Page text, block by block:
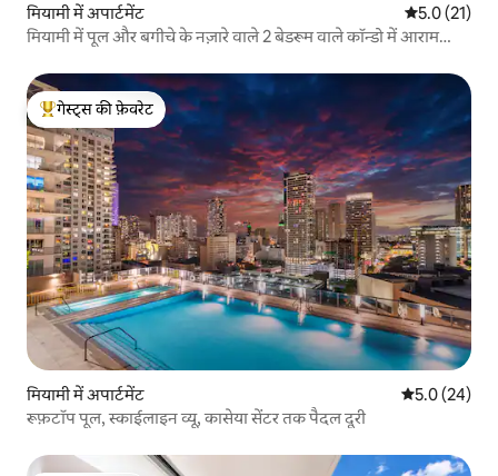
मियामी में अपार्टमेंट औसत रेटिंग 5
5.0 (21)
मियामी में पूल और बगीचे के नज़ारे वाले 2 बेडरूम वाले कॉन्डो में आराम
गेस्ट्स का टॉप फ़ेवरेट
गेस्ट्स की फ़ेवरेट
मियामी में अपार्टमेंट औसत रेटिंग 5
5.0 (24)
रूफ़टॉप पूल, स्काईलाइन व्यू, कासेया सेंटर तक पैदल दूरी